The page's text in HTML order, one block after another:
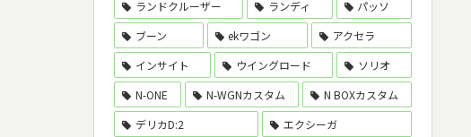
ランドクルーザー
ランディ
パッソ
ブーン
ekワゴン
アクセラ
インサイト
ウイングロード
ソリオ
N-ONE
N-WGNカスタム
N BOXカスタム
デリカD:2
エクシーガ